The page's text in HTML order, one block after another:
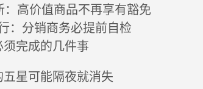
高价值商品不再享有豁免
：分销商务必提前自检
完成的几件事
星可能隔夜就消失